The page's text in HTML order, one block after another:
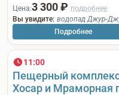
Цена:3 300 ₽ подробнее
Вы увидите: водопад Джур-
Подробнее
11:00
Пещерный
Хосар и Мраморная